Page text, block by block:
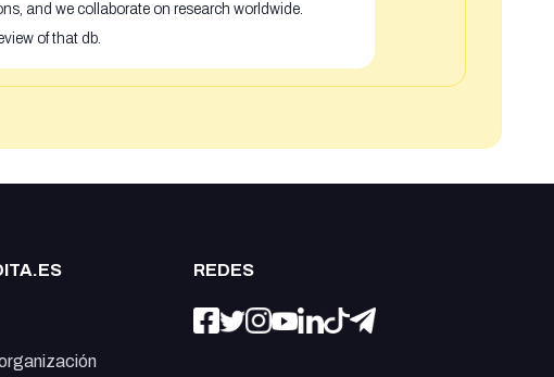
and we collaborate on research worldwide.
of that db.
REDES